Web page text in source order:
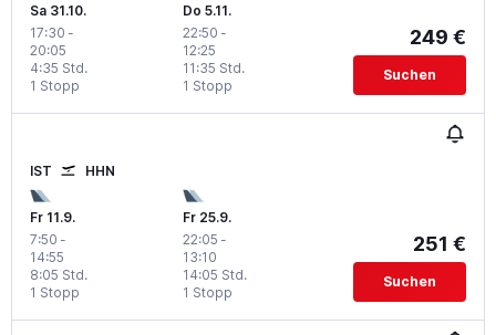
Sa 31.10.
17:30 -
20:05
1 Stopp
4:35 Std.
Do 5.11.
22:50 -
12:25
1 Stopp
11:35 Std.
249 €
Suchen
IST HHN
Fr 11.9.
7:50 -
14:55
1 Stopp
8:05 Std.
Fr 25.9.
22:05 -
13:10
1 Stopp
14:05 Std.
251 €
Suchen